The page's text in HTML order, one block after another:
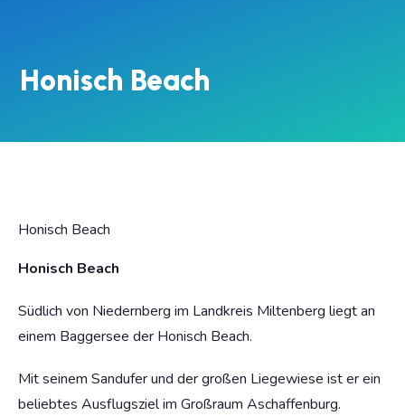
Honisch Beach
Honisch Beach
Honisch Beach
Südlich von Niedernberg im Landkreis Miltenberg liegt an
einem Baggersee der Honisch Beach.
Mit seinem Sandufer und der großen Liegewiese ist er ein
beliebtes Ausflugsziel im Großraum Aschaffenburg.